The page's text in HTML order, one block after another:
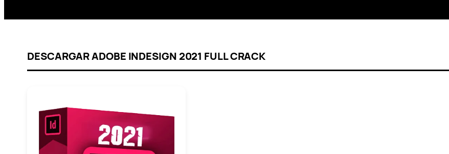
DESCARGAR ADOBE INDESIGN 2021 FULL CRACK